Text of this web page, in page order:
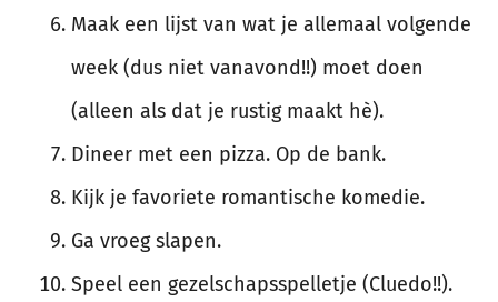
Maak een lijst van wat je allemaal volgende
week (dus niet vanavond!!) moet doen
(alleen als dat je rustig maakt hè).
Dineer met een pizza. Op de bank.
Kijk je favoriete romantische komedie.
Ga vroeg slapen.
Speel een gezelschapsspelletje (Cluedo!!).